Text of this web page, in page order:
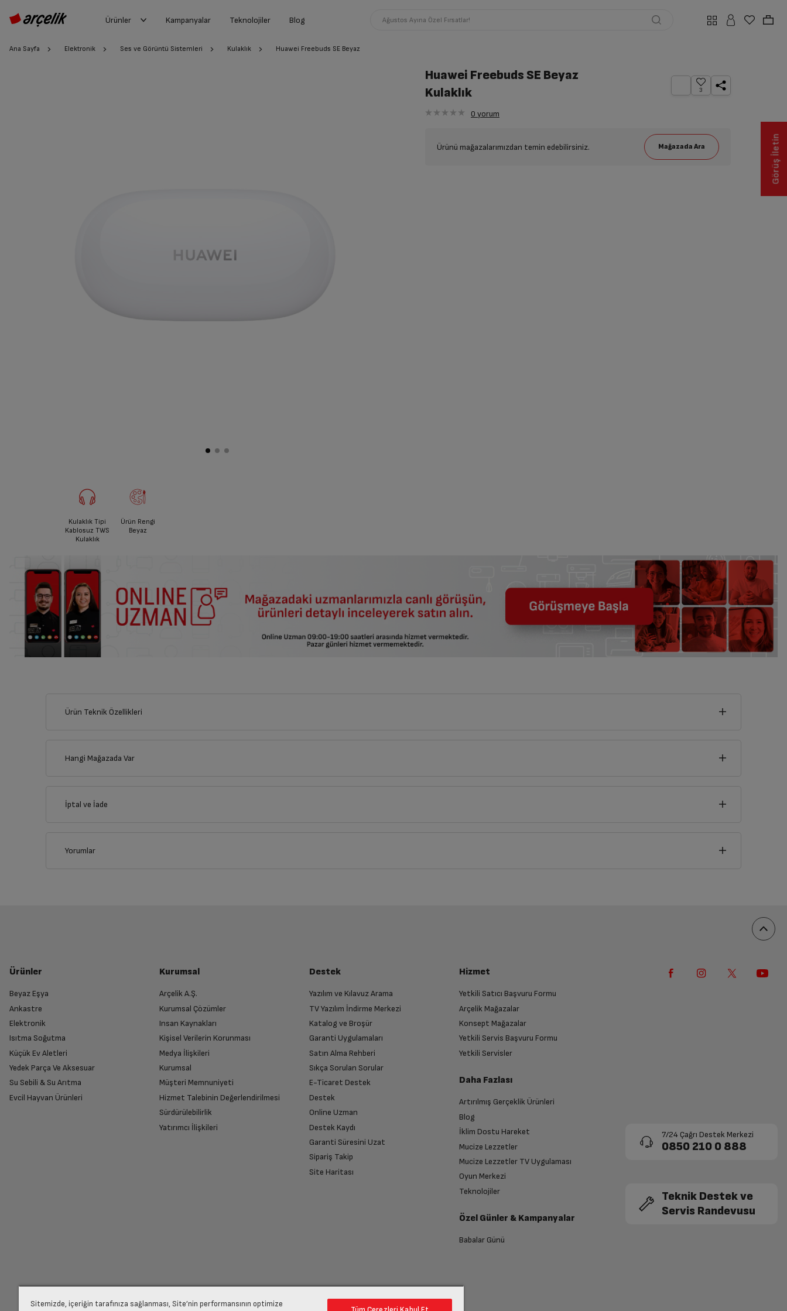
Ürünler Kampanyalar Teknolojiler Blog Ağustos Ayına Özel Fırsatlar!
Ana Sayfa Elektronik Ses ve Görüntü Sistemleri Kulaklık Huawei Freebuds SE Beyaz
Kulaklık Tipi
Kablosuz TWS
Kulaklık
Ürün Rengi
Beyaz
Huawei Freebuds SE Beyaz
Kulaklık
3
0 yorum
Ürünü mağazalarımızdan temin edebilirsiniz.
Ürün Teknik Özellikleri
Var
Hangi Mağazada Var
İptal ve İade
Ürünü Yetkili Servise Teslim Edin
Ürünü eksiksiz ve hasarsız olarak faturası ile birlikte yetkili servise teslim edin.
İade Talebiniz Onaylansın
Yetkili servis gerekli kontrolleri sağladıktan sonra İade süreciniz tamamlanacaktır.
Yorumlar
Ürünler
Beyaz Eşya
Ankastre
Elektronik
Isıtma Soğutma
Küçük Ev Aletleri
Yedek Parça Ve Aksesuar
Su Sebili & Su Arıtma
Evcil Hayvan Ürünleri
Kurumsal
Arçelik A.Ş.
Kurumsal Çözümler
Insan Kaynakları
Kişisel Verilerin Korunması
Medya İlişkileri
Kurumsal
Müşteri Memnuniyeti
Hizmet Talebinin Değerlendirilmesi
Sürdürülebilirlik
Yatırımcı İlişkileri
Destek
Yazılım ve Kılavuz Arama
TV Yazılım İndirme Merkezi
Katalog ve Broşür
Garanti Uygulamaları
Satın Alma Rehberi
Sıkça Sorulan Sorular
E-Ticaret Destek
Destek
Online Uzman
Destek Kaydı
Garanti Süresini Uzat
Sipariş Takip
Site Haritası
Hizmet
Yetkili Satıcı Başvuru Formu
Arçelik Mağazalar
Konsept Mağazalar
Yetkili Servis Başvuru Formu
Yetkili Servisler
Daha Fazlası
Artırılmış Gerçeklik Ürünleri
Blog
İklim Dostu Hareket
Mucize Lezzetler
Mucize Lezzetler TV Uygulaması
Oyun Merkezi
Teknolojiler
Özel Günler & Kampanyalar
Babalar Günü
7/24 Çağrı Destek Merkezi
0850 210 0 888
Teknik Destek ve
Servis Randevusu
Görüş İletin
Sitemizde, içeriğin tarafınıza sağlanması, Site’nin performansının optimize